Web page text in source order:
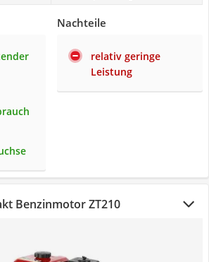
Nachteile
relativ geringe
Leistung
Benzinmotor ZT210